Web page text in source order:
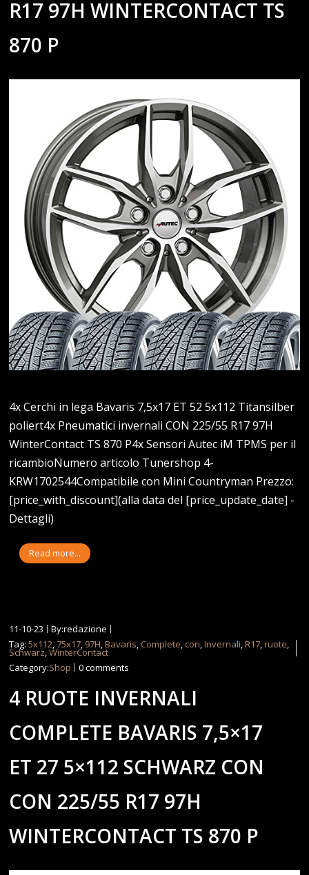
R17 97H WINTERCONTACT TS
870 P
4x Cerchi in lega Bavaris 7,5x17 ET 52 5x112 Titansilber
poliert4x Pneumatici invernali CON 225/55 R17 97H
WinterContact TS 870 P4x Sensori Autec iM TPMS per il
ricambioNumero articolo Tunershop 4-
KRW1702544Compatibile con Mini Countryman Prezzo:
[price_with_discount](alla data del [price_update_date] -
Dettagli)
Read more...
11-10-23
By:redazione
Tag:5x112,75x17, 97H,Bavaris, Complete, con,Invernali,R17,ruote,
Schwarz,WinterContact
Category:Shop 0 comments
4 RUOTE INVERNALI
COMPLETE BAVARIS 7,5×17
ET 27 5×112 SCHWARZ CON
CON 225/55 R17 97H
WINTERCONTACT TS 870 P